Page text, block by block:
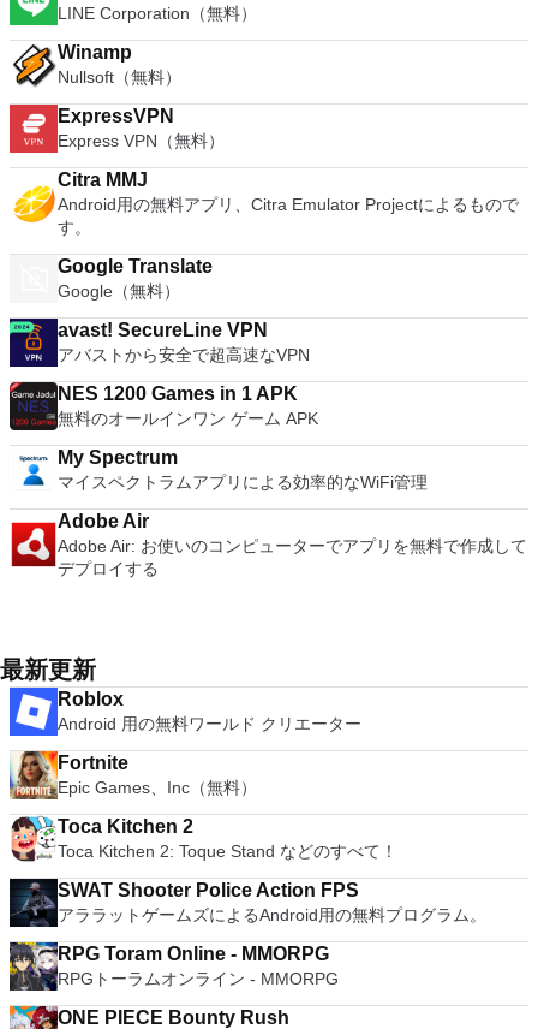
LINE Corporation（無料）
Winamp
Nullsoft（無料）
ExpressVPN
Express VPN（無料）
Citra MMJ
Android用の無料アプリ、Citra Emulator Projectによるもので
す。
Google Translate
Google（無料）
avast! SecureLine VPN
アバストから安全で超高速なVPN
NES 1200 Games in 1 APK
無料のオールインワン ゲーム APK
My Spectrum
マイスペクトラムアプリによる効率的なWiFi管理
Adobe Air
Adobe Air: お使いのコンピューターでアプリを無料で作成して
デプロイする
最新更新
Roblox
Android 用の無料ワールド クリエーター
Fortnite
Epic Games、Inc（無料）
Toca Kitchen 2
Toca Kitchen 2: Toque Stand などのすべて！
SWAT Shooter Police Action FPS
アララットゲームズによるAndroid用の無料プログラム。
RPG Toram Online - MMORPG
RPGトーラムオンライン - MMORPG
ONE PIECE Bounty Rush